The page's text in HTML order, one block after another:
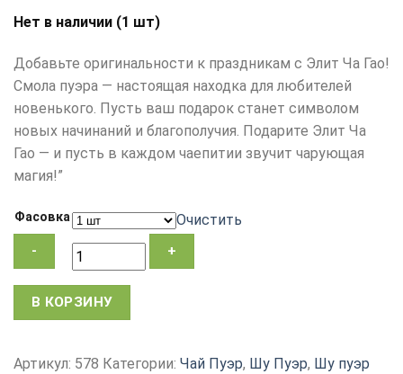
Нет в наличии (1 шт)
Добавьте оригинальности к праздникам с Элит Ча Гао!
Смола пуэра — настоящая находка для любителей
новенького. Пусть ваш подарок станет символом
новых начинаний и благополучия. Подарите Элит Ча
Гао — и пусть в каждом чаепитии звучит чарующая
магия!”
Фасовка Очистить
Количество
Пуэра
В КОРЗИНУ
Артикул: 578 Категории: Чай Пуэр, Шу Пуэр, Шу пуэр